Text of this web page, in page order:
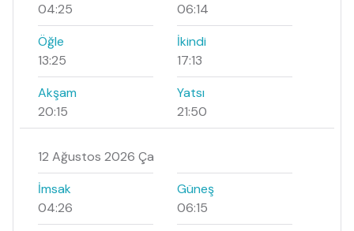
04:25
06:14
Öğle
13:25
İkindi
17:13
Akşam
20:15
Yatsı
21:50
12 Ağustos 2026 Ça
İmsak
04:26
Güneş
06:15